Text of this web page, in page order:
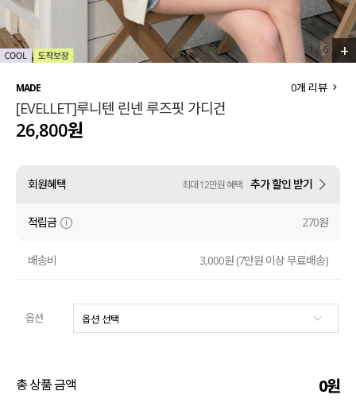
살안타템
110사이즈
티셔츠
셔츠
원피스
니트
팬츠
스커트
언더웨어
1 /6 +
MADE
[EVELLET]루니텐 린넨 루즈핏 가디건
0개 리뷰
26,800원
회원혜택 최대 12만원 혜택 추가 할인 받기
적립금 270원
배송비 3,000원 (7만원 이상 무료배송)
옵션
총 상품 금액 0원